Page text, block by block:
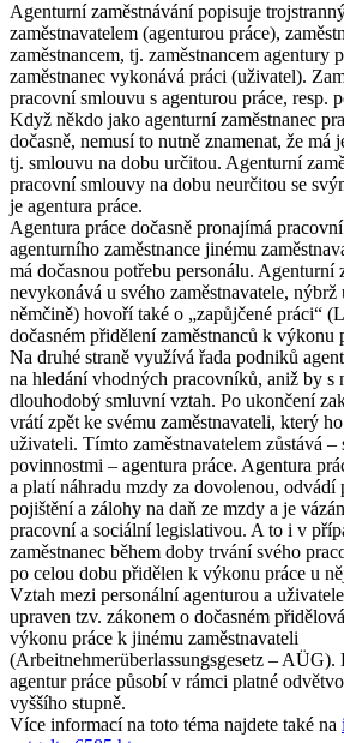
Agenturní zaměstnávání popisuje
zaměstnavatelem (agenturou práce),
zaměstnancem, tj. zaměstnancem agentury
zaměstnanec vykonává práci (uživatel).
pracovní smlouvu s agenturou práce, resp.
Když někdo jako agenturní zaměstnanec
dočasně, nemusí to nutně znamenat, že má
tj. smlouvu na dobu určitou. Agenturní
pracovní smlouvy na dobu neurčitou se
je agentura práce.
Agentura práce dočasně pronajímá
agenturního zaměstnance jinému
má dočasnou potřebu personálu. Agenturní
nevykonává u svého zaměstnavatele,
němčině) hovoří také o „zapůjčené práci“
dočasném přidělení zaměstnanců k výkonu
Na druhé straně využívá řada podniků
na hledání vhodných pracovníků, aniž by s
dlouhodobý smluvní vztah. Po ukončení
vrátí zpět ke svému zaměstnavateli, který
uživateli. Tímto zaměstnavatelem zůstává –
povinnostmi – agentura práce. Agentura
a platí náhradu mzdy za dovolenou, odvádí
pojištění a zálohy na daň ze mzdy a je
pracovní a sociální legislativou. A to i v
zaměstnanec během doby trvání svého
po celou dobu přidělen k výkonu práce u
Vztah mezi personální agenturou a
upraven tzv. zákonem o dočasném
výkonu práce k jinému zaměstnavateli
(Arbeitnehmerüberlassungsgesetz – AÜG).
agentur práce působí v rámci platné
vyššího stupně.
Více informací na toto téma najdete také na